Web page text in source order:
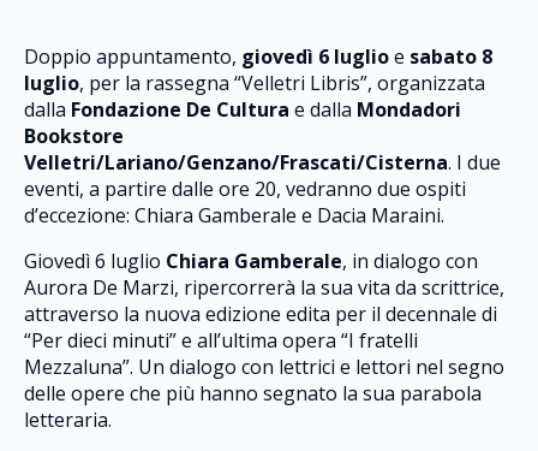
Doppio appuntamento, giovedì 6 luglioe sabato 8
luglio, per la rassegna “Velletri Libris”, organizzata
dalla Fondazione De Cultura e dalla Mondadori
Bookstore
Velletri/Lariano/Genzano/Frascati/Cisterna. I due
eventi, a partire dalle ore 20, vedranno due ospiti
d’eccezione: Chiara Gamberale e Dacia Maraini.
Giovedì 6 luglio Chiara Gamberale, in dialogo con
Aurora De Marzi, ripercorrerà la sua vita da scrittrice,
attraverso la nuova edizione edita per il decennale di
“Per dieci minuti” e all’ultima opera “I fratelli
Mezzaluna”. Un dialogo con lettrici e lettori nel segno
delle opere che più hanno segnato la sua parabola
letteraria.